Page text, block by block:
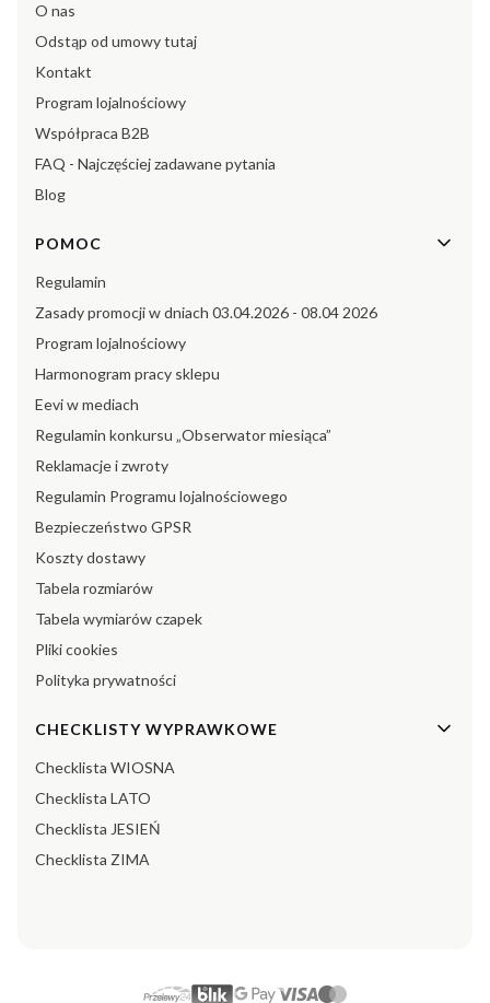
O nas
Odstąp od umowy tutaj
Kontakt
Program lojalnościowy
Współpraca B2B
FAQ - Najczęściej zadawane pytania
Blog
POMOC
Regulamin
Zasady promocji w dniach 03.04.2026 - 08.04 2026
Program lojalnościowy
Harmonogram pracy sklepu
Eevi w mediach
Regulamin konkursu „Obserwator miesiąca”
Reklamacje i zwroty
Regulamin Programu lojalnościowego
Bezpieczeństwo GPSR
Koszty dostawy
Tabela rozmiarów
Tabela wymiarów czapek
Pliki cookies
Polityka prywatności
CHECKLISTY WYPRAWKOWE
Checklista WIOSNA
Checklista LATO
Checklista JESIEŃ
Checklista ZIMA